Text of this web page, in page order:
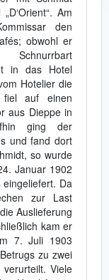
Am
den
obwohl er
in das Hotel
Hotelier die
fiel auf einen
aus Dieppe in
ging der
und fand dort
so wurde
Januar 1902
Da
zur Last
Auslieferung
kam er
7. Juli 1903
zu zwei
Viele